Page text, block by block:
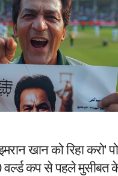
खान को रिहा करो'
वर्ल्ड कप से पहले